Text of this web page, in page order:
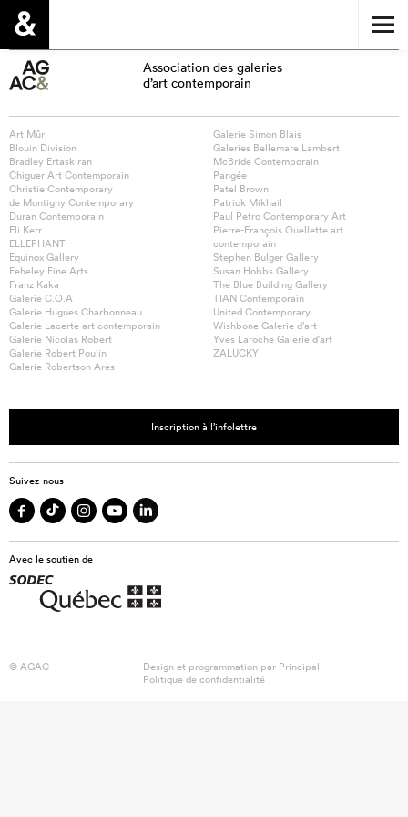
Association des galeries
d’art contemporain
Art Mûr
Blouin Division
Bradley Ertaskiran
Chiguer Art Contemporain
Christie Contemporary
de Montigny Contemporary
Duran Contemporain
Eli Kerr
ELLEPHANT
Equinox Gallery
Feheley Fine Arts
Franz Kaka
Galerie C.O.A
Galerie Hugues Charbonneau
Galerie Lacerte art contemporain
Galerie Nicolas Robert
Galerie Robert Poulin
Galerie Robertson Arès
Galerie Simon Blais
Galeries Bellemare Lambert
McBride Contemporain
Pangée
Patel Brown
Patrick Mikhail
Paul Petro Contemporary Art
Pierre-François Ouellette art
contemporain
Stephen Bulger Gallery
Susan Hobbs Gallery
The Blue Building Gallery
TIAN Contemporain
United Contemporary
Wishbone Galerie d’art
Yves Laroche Galerie d’art
ZALUCKY
Inscription à l’infolettre
Suivez-nous
Avec le soutien de
© AGAC Design et programmation par Principal
Politique de confidentialité